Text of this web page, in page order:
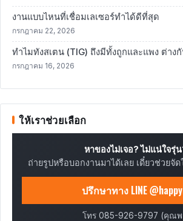
งานแบบไหนที่เชื่อมเลเซอร์ทำได้ดีที่สุด
กรกฎาคม 22, 2026
ทำไมทังสเตน (TIG) ถึงมีทั้งถูกและแพง ต่าง
กรกฎาคม 16, 2026
ให้เราช่วยเลือก
หาของไม่เจอ? ไม่แน่ใจรุ่
ถ่ายรูปหรือบอกงานมาได้เลย เดี๋ยวช่วยจัด
ปรึกษาทาง LINE
โทร 085-926-9797 (คุณพ